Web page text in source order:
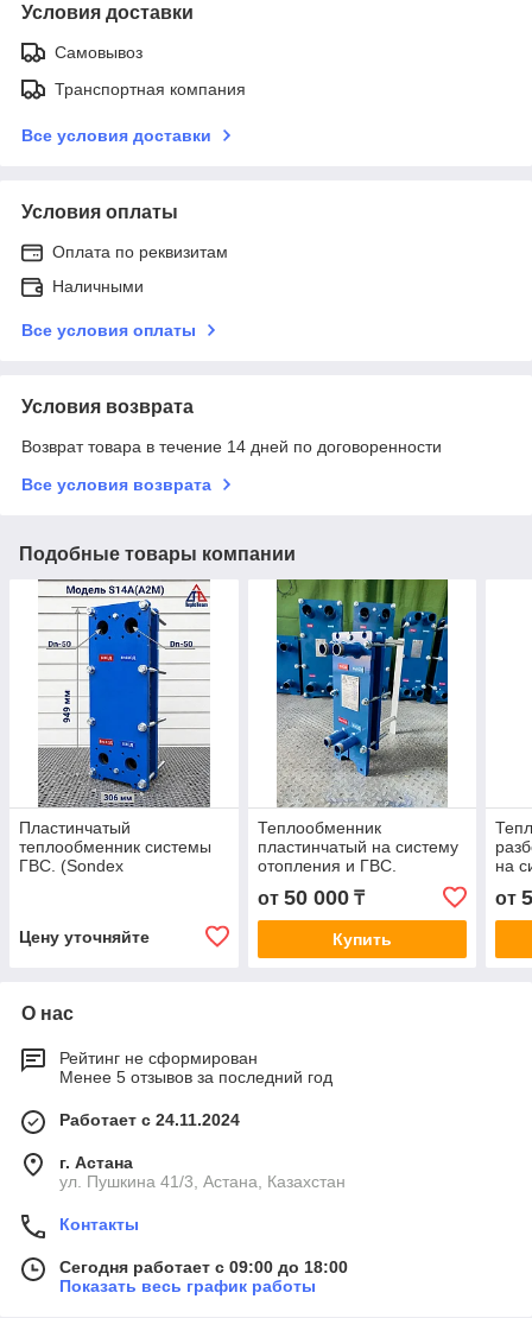
Условия доставки
Самовывоз
Транспортная компания
Все условия доставки
Условия оплаты
Оплата по реквизитам
Наличными
Все условия оплаты
Условия возврата
Возврат товара в течение 14 дней по договоренности
Все условия возврата
Подобные товары компании
Пластинчатый
теплообменник системы
ГВС. (Sondex
Цену уточняйте
Теплообменник
пластинчатый на систему
отопления и ГВС.
SONDEX S4А. И
комплектующие(корпуса,
пластины,
от 50 000₸
Купить
на
от
О нас
Рейтинг не сформирован
Менее 5 отзывов за последний год
Работает с 24.11.2024
г. Астана
ул. Пушкина 41/3, Астана, Казахстан
Контакты
Сегодня работает с 09:00 до 18:00
Показать весь график работы